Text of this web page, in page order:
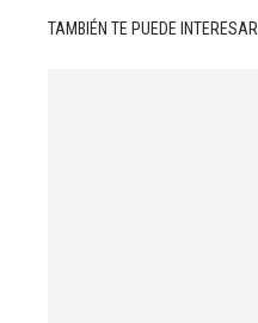
TAMBIÉN TE PUEDE INTERESAR